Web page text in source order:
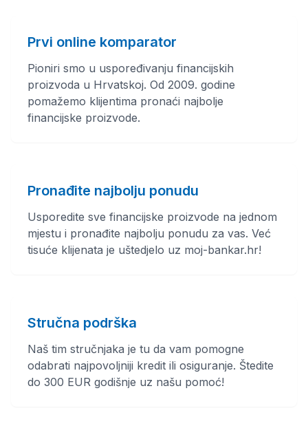
Prvi online komparator
Pioniri smo u uspoređivanju financijskih
proizvoda u Hrvatskoj. Od 2009. godine
pomažemo klijentima pronaći najbolje
financijske proizvode.
Pronađite najbolju ponudu
Usporedite sve financijske proizvode na jednom
mjestu i pronađite najbolju ponudu za vas. Već
tisuće klijenata je uštedjelo uz moj-bankar.hr!
Stručna podrška
Naš tim stručnjaka je tu da vam pomogne
odabrati najpovoljniji kredit ili osiguranje. Štedite
do 300 EUR godišnje uz našu pomoć!